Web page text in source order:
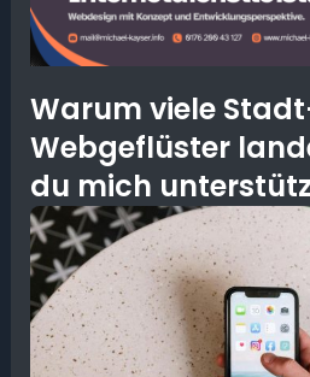
Warum viele
Webgeflüster
du mich